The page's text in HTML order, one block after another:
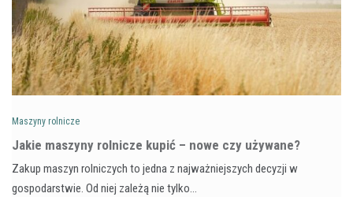
Maszyny rolnicze
Jakie maszyny rolnicze kupić – nowe czy używane?
Zakup maszyn rolniczych to jedna z najważniejszych decyzji w
gospodarstwie. Od niej zależą nie tylko…